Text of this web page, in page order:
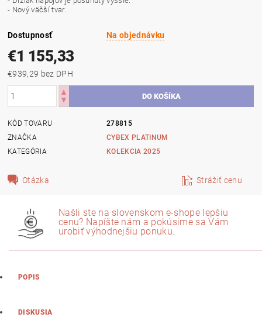
- Nový väčší tvar.
Dostupnosť Na objednávku
€1 155,33
€939,29 bez DPH
KÓD TOVARU
278815
ZNAČKA
KATEGÓRIA
KOLEKCIA 2025
Otázka Strážiť cenu
Našli ste na slovenskom e-shope lepšiu
cenu? Napíšte nám a pokúsime sa Vám
urobiť výhodnejšiu ponuku.
POPIS
DISKUSIA